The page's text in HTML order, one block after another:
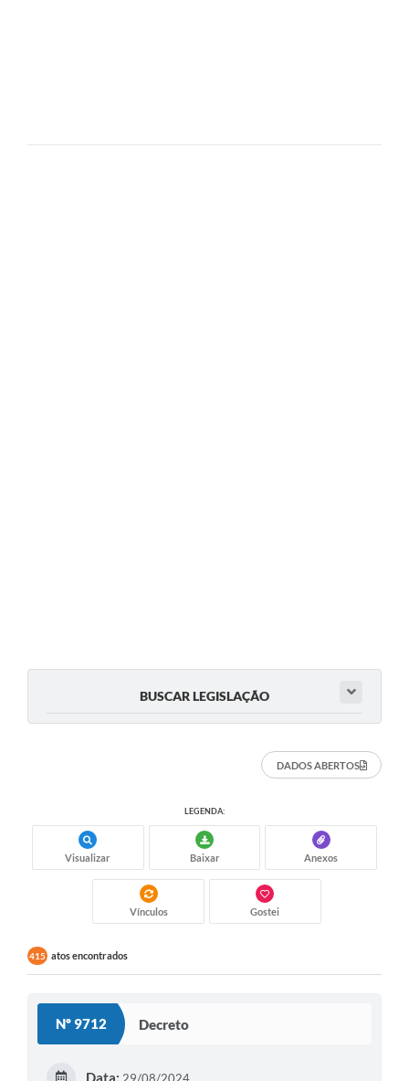
BUSCAR LEGISLAÇÃO
DADOS ABERTOS
LEGENDA:
Visualizar Baixar Anexos
Vínculos Gostei
415 atos encontrados
Nº 9712 Decreto
Data: